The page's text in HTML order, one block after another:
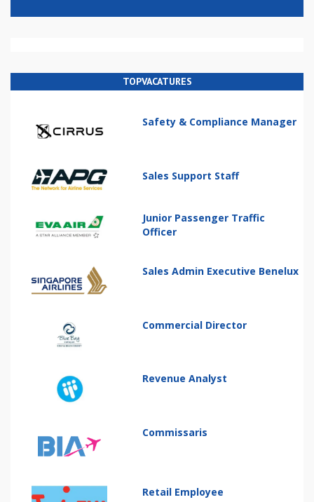
TOPVACATURES
Safety & Compliance Manager
Sales Support Staff
Junior Passenger Traffic
Officer
Sales Admin Executive Benelux
Commercial Director
Revenue Analyst
Commissaris
Retail Employee